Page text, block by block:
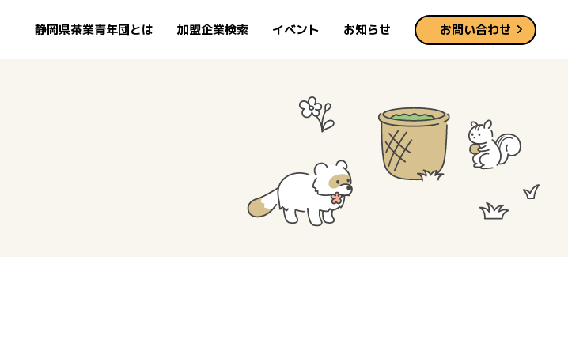
静岡県茶業青年団とは 加盟企業検索 イベント お知らせ お問い合わせ